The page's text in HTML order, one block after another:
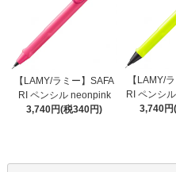
【LAMY/ラミー】SAFA
RI ペンシル neonpink
3,740円(税340円)
【LAMY/
RI ペンシ
3,740円